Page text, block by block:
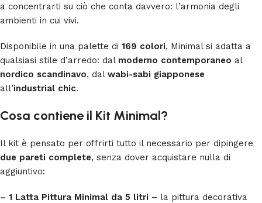
a concentrarti su ciò che conta davvero: l’armonia degli
ambienti in cui vivi.
Disponibile in una palette di 169 colori, Minimal si adatta a
qualsiasi stile d’arredo: dal moderno contemporaneo al
nordico scandinavo, dal wabi-sabi giapponese
all’industrial chic.
Cosa contiene il Kit Minimal?
Il kit è pensato per offrirti tutto il necessario per dipingere
due pareti complete, senza dover acquistare nulla di
aggiuntivo:
– 1 Latta Pittura Minimal da 5 litri – la pittura decorativa